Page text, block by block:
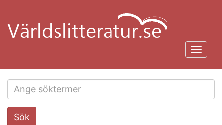
huvudinnehåll
Search
this
Sök